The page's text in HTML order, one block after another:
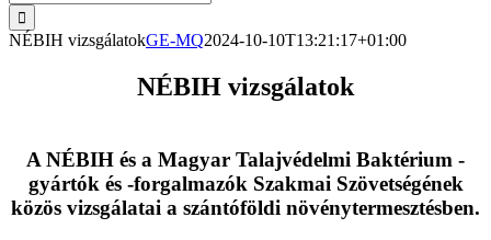
NÉBIH vizsgálatokGE-MQ2024-10-10T13:21:17+01:00
NÉBIH vizsgálatok
A NÉBIH és a Magyar Talajvédelmi Baktérium -
gyártók és -forgalmazók Szakmai Szövetségének
közös vizsgálatai a szántóföldi növénytermesztésben.